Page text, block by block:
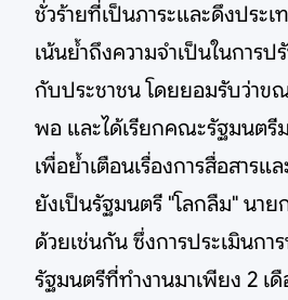
ชั่วร้ายที่เป็นภาระและดึงประ
เน้นย้ำถึงความจำเป็นในการ
กับประชาชน โดยยอมรับว่าข
พอ และได้เรียกคณะรัฐมนตรี
เพื่อย้ำเตือนเรื่องการสื่อสารแ
ยังเป็นรัฐมนตรี "โลกลืม" นา
ด้วยเช่นกัน ซึ่งการประเมินกา
รัฐมนตรีที่ทำงานมาเพียง 2